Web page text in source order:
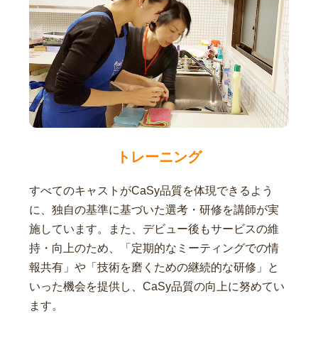
トレーニング
すべてのキャストがCaSy品質を体現できるよう
に、独自の基準に基づいた選考・研修を講師が実
施しています。また、デビュー後もサービスの維
持・向上のため、「定期的なミーティングでの情
報共有」や「技術を磨くための継続的な研修」と
いった機会を提供し、CaSy品質の向上に努めてい
ます。